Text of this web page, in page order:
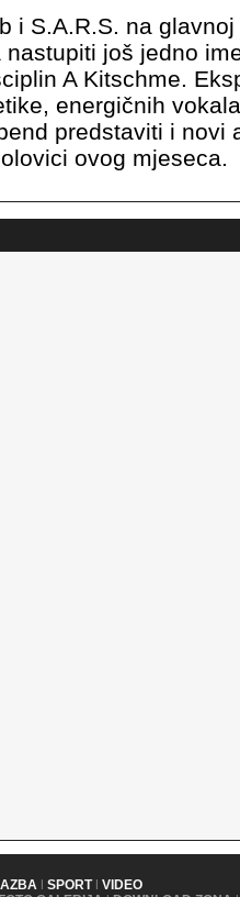
i S.A.R.S. na
još jedno
A Kitschme.
energičnih
predstaviti i novi
ovog mjeseca.
| SPORT | VIDEO